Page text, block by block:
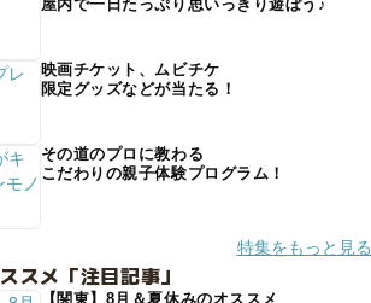
屋内で一日たっぷり思いっきり遊ぼう♪
映画チケット、ムビチケ
限定グッズなどが当たる！
その道のプロに教わる
こだわりの親子体験プログラム！
特集をもっと見る
スメ「注目記事」
【関東】8月＆夏休みのオススメ